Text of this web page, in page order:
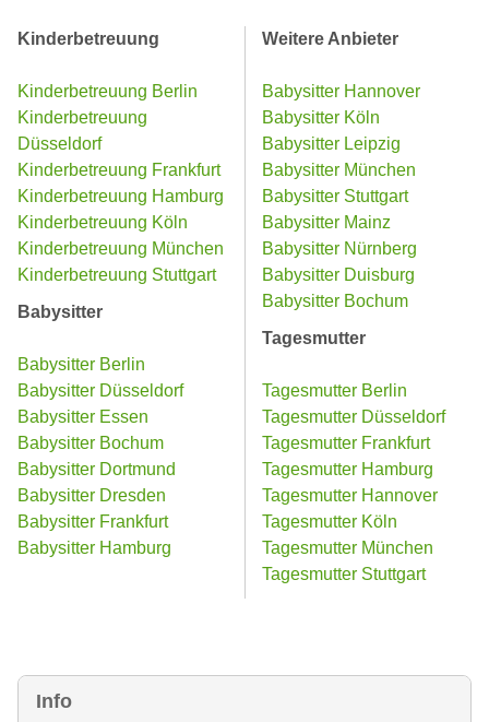
Info
Kinderbetreuung
Kinderbetreuung Berlin
Kinderbetreuung
Düsseldorf
Kinderbetreuung Frankfurt
Kinderbetreuung Hamburg
Kinderbetreuung Köln
Kinderbetreuung München
Kinderbetreuung Stuttgart
Babysitter
Babysitter Berlin
Babysitter Düsseldorf
Babysitter Essen
Babysitter Bochum
Babysitter Dortmund
Babysitter Dresden
Babysitter Frankfurt
Babysitter Hamburg
Weitere Anbieter
Babysitter Hannover
Babysitter Köln
Babysitter Leipzig
Babysitter München
Babysitter Stuttgart
Babysitter Mainz
Babysitter Nürnberg
Babysitter Duisburg
Babysitter Bochum
Tagesmutter
Tagesmutter Berlin
Tagesmutter Düsseldorf
Tagesmutter Frankfurt
Tagesmutter Hamburg
Tagesmutter Hannover
Tagesmutter Köln
Tagesmutter München
Tagesmutter Stuttgart